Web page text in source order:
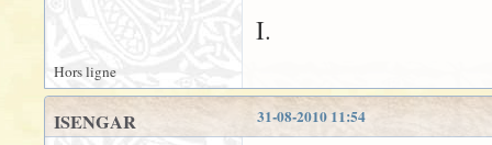
I.
Hors ligne
31-08-2010 11:54
ISENGAR